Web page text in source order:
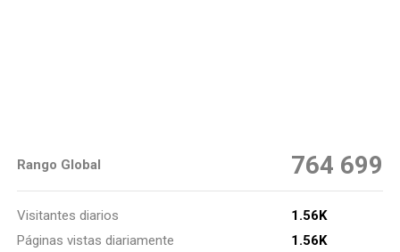
Rango Global 764 699
Visitantes diarios
1.56K
Páginas vistas diariamente
1.56K